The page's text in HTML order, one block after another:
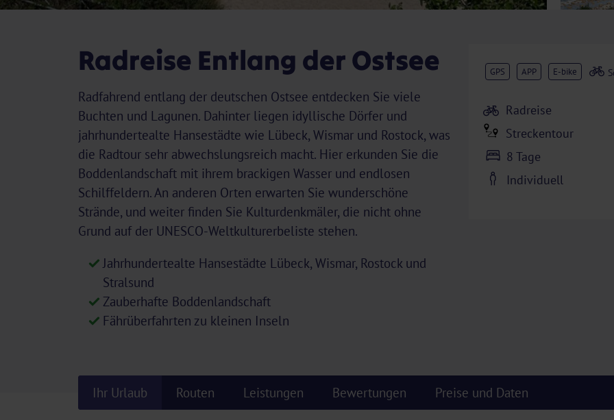
Radreise Entlang der Ostsee
Radfahrend entlang der deutschen Ostsee entdecken Sie viele
Buchten und Lagunen. Dahinter liegen idyllische Dörfer und
jahrhundertealte Hansestädte wie Lübeck, Wismar und Rostock, was
die Radtour sehr abwechslungsreich macht. Hier erkunden Sie die
Boddenlandschaft mit ihrem brackigen Wasser und endlosen
Schilffeldern. An anderen Orten erwarten Sie wunderschöne
Strände, und weiter finden Sie Kulturdenkmäler, die nicht ohne
Grund auf der UNESCO-Weltkulturerbeliste stehen.
Jahrhundertealte Hansestädte Lübeck, Wismar, Rostock und
Stralsund
Zauberhafte Boddenlandschaft
Fährüberfahrten zu kleinen Inseln
GPS APP E-bike
Radreise
Streckentour
8 Tage
Individuell
Ihr Urlaub Routen Leistungen Bewertungen Preise und Daten